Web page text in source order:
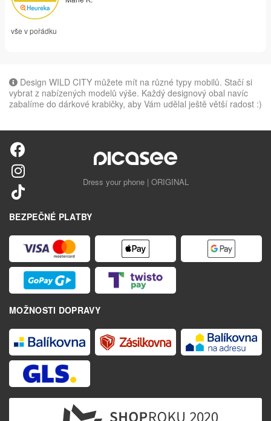
vše v pořádku
Design WILD CITY můžete mít na různé typy mobilů. Stačí si
vybrat z nabízených modelů výše. Každý designový obal navíc
zabalíme do dárkové krabičky, aby Vám udělal ještě větší radost :)
Dress your phone | ORIGINAL
BEZPEČNÉ PLATBY
MOŽNOSTI DOPRAVY